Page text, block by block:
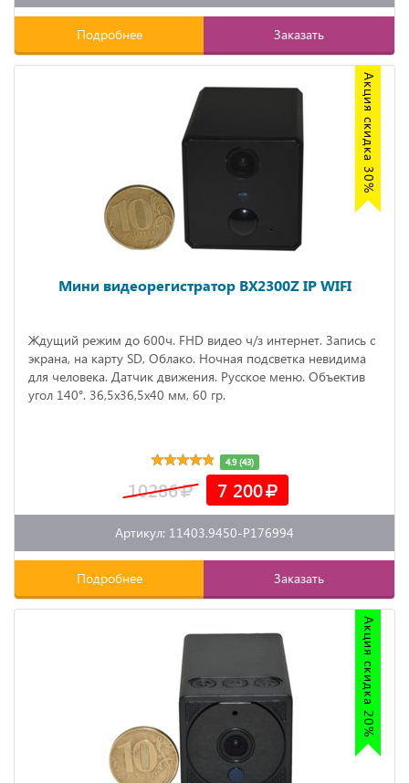
Подробнее Заказать
Акция скидка 30%
Мини видеорегистратор BX2300Z IP WIFI
Ждущий режим до 600ч. FHD видео ч/з интернет. Запись с
экрана, на карту SD, Облако. Ночная подсветка невидима
для человека. Датчик движения. Русское меню. Объектив
угол 140°. 36,5x36,5x40 мм, 60 гр.
4.9 (43)
10286 7 200
Артикул: 11403.9450-P176994
Подробнее Заказать
Акция скидка 20%